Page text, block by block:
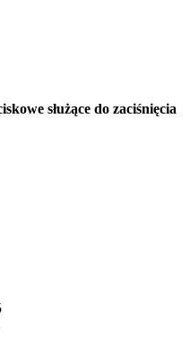
służące do zaciśnięcia